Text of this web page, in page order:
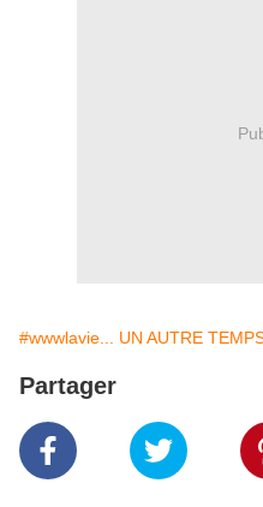
#wwwlavie... UN AUTRE
Partager